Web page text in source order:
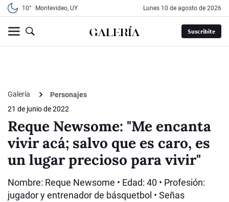
10° Montevideo, UY lunes 10 de agosto de 2026
Suscribite
Galería
Personajes
21 de junio de 2022
Reque Newsome: "Me encanta
vivir acá; salvo que es caro, es
un lugar precioso para vivir"
Nombre: Reque Newsome • Edad: 40 • Profesión:
jugador y entrenador de básquetbol • Señas